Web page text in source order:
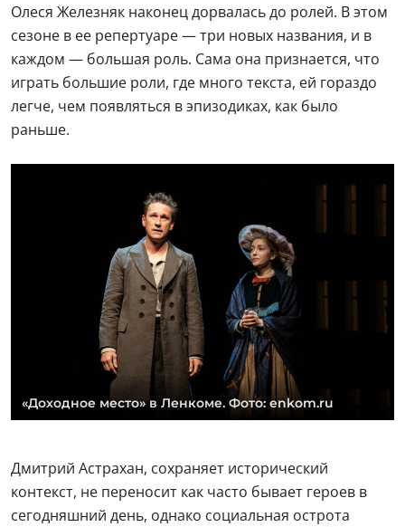
Олеся Железняк наконец дорвалась до ролей. В этом
сезоне в ее репертуаре — три новых названия, и в
каждом — большая роль. Сама она признается, что
играть большие роли, где много текста, ей гораздо
легче, чем появляться в эпизодиках, как было
раньше.
«Доходное место» в Ленкоме. Фото: enkom.ru
Дмитрий Астрахан, сохраняет исторический
контекст, не переносит как часто бывает героев в
сегодняшний день, однако социальная острота